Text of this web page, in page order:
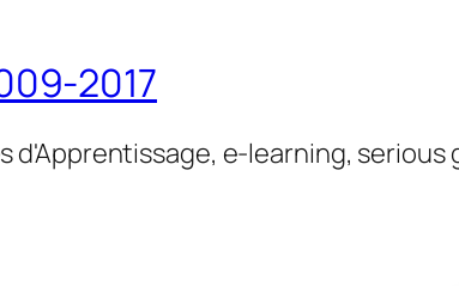
2017
d'Apprentissage, e-learning,